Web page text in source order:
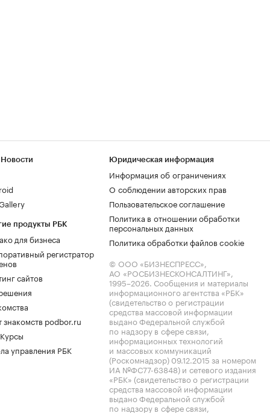
продукты РБК
для бизнеса
регистратор
сайтов
знакомств podbor.ru
управления РБК
Юридическая информация
Информация об ограничениях
О соблюдении авторских прав
Пользовательское соглашение
Политика в отношении обработки
персональных данных
Политика обработки файлов cookie
© ООО «БИЗНЕСПРЕСС»,
АО «РОСБИЗНЕСКОНСАЛТИНГ»,
1995–2026. Сообщения и материалы
информационного агентства «РБК»
(свидетельство о регистрации
средства массовой информации
выдано Федеральной службой
по надзору в сфере связи,
информационных технологий
и массовых коммуникаций
(Роскомнадзор) 09.12.2015 за номером
ИА №ФС77-63848) и сетевого издания
«РБК» (свидетельство о регистрации
средства массовой информации
выдано Федеральной службой
по надзору в сфере связи,